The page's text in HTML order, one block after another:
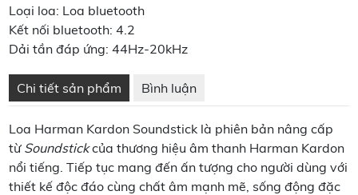
Loại loa: Loa bluetooth
Kết nối bluetooth: 4.2
Dải tần đáp ứng: 44Hz-20kHz
Chi tiết sản phẩm Bình luận
Loa Harman Kardon Soundstick là phiên bản nâng cấp
từ Soundstickcủa thương hiệu âm thanh Harman Kardon
nổi tiếng. Tiếp tục mang đến ấn tượng cho người dùng với
thiết kế độc đáo cùng chất âm mạnh mẽ, sống động đặc